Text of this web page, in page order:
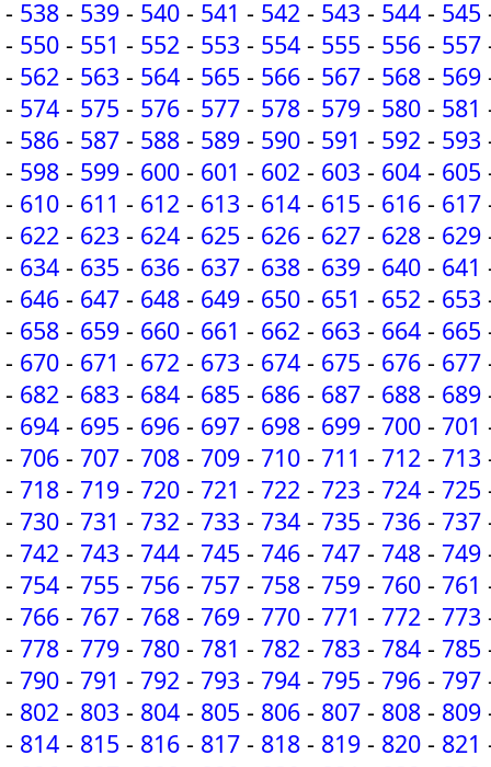
- 538 - 539 - 540 - 541 - 542 - 543 - 544 - 545
- 550 - 551 - 552 - 553 - 554 - 555 - 556 - 557
- 562 - 563 - 564 - 565 - 566 - 567 - 568 - 569
- 574 - 575 - 576 - 577 - 578 - 579 - 580 - 581
- 586 - 587 - 588 - 589 - 590 - 591 - 592 - 593
- 598 - 599 - 600 - 601 - 602 - 603 - 604 - 605
- 610 - 611 - 612 - 613 - 614 - 615 - 616 - 617
- 622 - 623 - 624 - 625 - 626 - 627 - 628 - 629
- 634 - 635 - 636 - 637 - 638 - 639 - 640 - 641
- 646 - 647 - 648 - 649 - 650 - 651 - 652 - 653
- 658 - 659 - 660 - 661 - 662 - 663 - 664 - 665
- 670 - 671 - 672 - 673 - 674 - 675 - 676 - 677
- 682 - 683 - 684 - 685 - 686 - 687 - 688 - 689
- 694 - 695 - 696 - 697 - 698 - 699 - 700 - 701
- 706 - 707 - 708 - 709 - 710 - 711 - 712 - 713
- 718 - 719 - 720 - 721 - 722 - 723 - 724 - 725
- 730 - 731 - 732 - 733 - 734 - 735 - 736 - 737
- 742 - 743 - 744 - 745 - 746 - 747 - 748 - 749
- 754 - 755 - 756 - 757 - 758 - 759 - 760 - 761
- 766 - 767 - 768 - 769 - 770 - 771 - 772 - 773
- 778 - 779 - 780 - 781 - 782 - 783 - 784 - 785
- 790 - 791 - 792 - 793 - 794 - 795 - 796 - 797
- 802 - 803 - 804 - 805 - 806 - 807 - 808 - 809
- 814 - 815 - 816 - 817 - 818 - 819 - 820 - 821